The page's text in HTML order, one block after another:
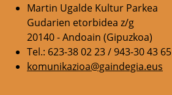
Martin Ugalde Kultur Parkea
Gudarien etorbidea z/g
20140 - Andoain (Gipuzkoa)
Tel.: 623-38 02 23 / 943-30 43 65
komunikazioa@gaindegia.eus